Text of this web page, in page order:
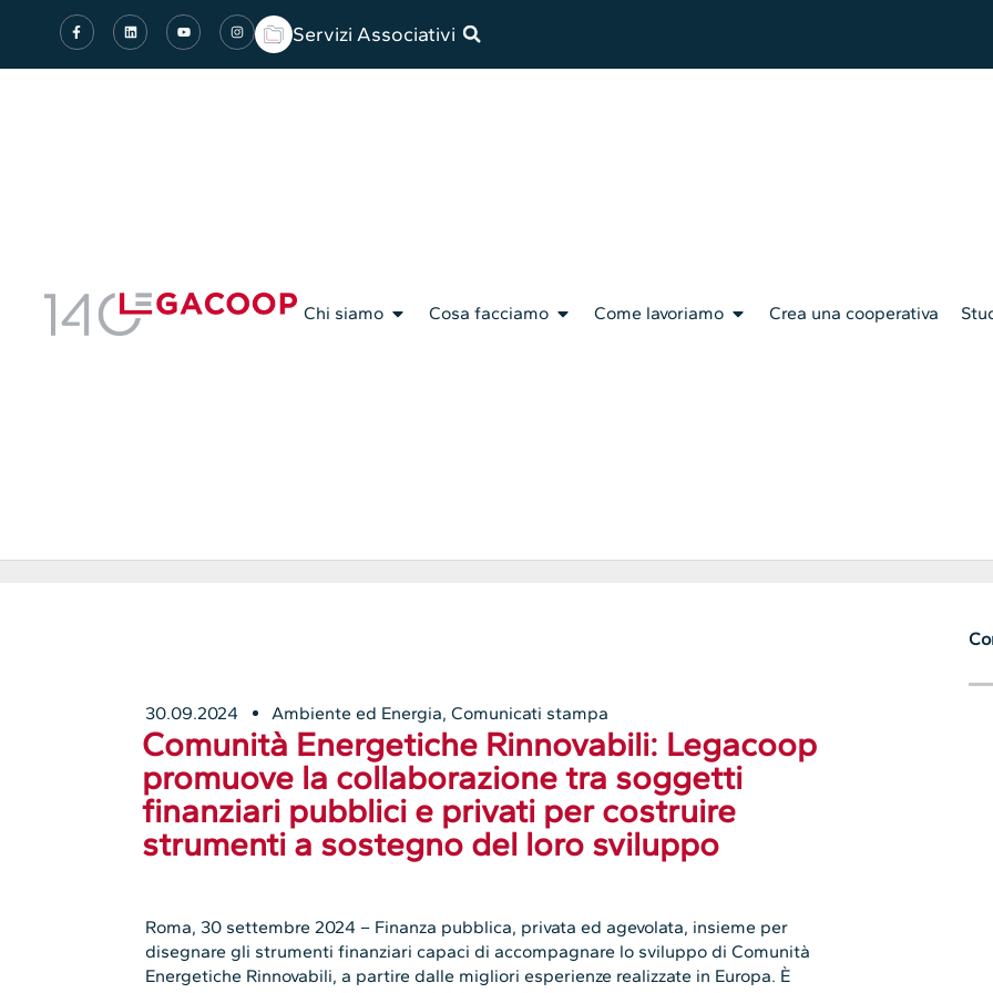
Servizi Associativi
Chi siamo Cosa facciamo Come lavoriamo Crea una cooperativa
30.09.2024 Ambiente ed Energia,Comunicati stampa
Comunità Energetiche Rinnovabili: Legacoop
promuove la collaborazione tra soggetti
finanziari pubblici e privati per costruire
strumenti a sostegno del loro sviluppo
Roma, 30 settembre 2024 – Finanza pubblica, privata ed agevolata, insieme per
disegnare gli strumenti finanziari capaci di accompagnare lo sviluppo di Comunità
Energetiche Rinnovabili, a partire dalle migliori esperienze realizzate in Europa. È